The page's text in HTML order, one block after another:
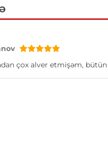
çox alver etmişəm, bütün